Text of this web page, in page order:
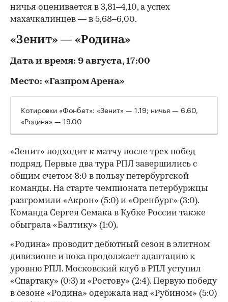
ничья оценивается в 3,81–4,10, а успех
махачкалинцев — в 5,68–6,00.
«Зенит» — «Родина»
Дата и время: 9 августа, 17:00
Место: «Газпром Арена»
Котировки «Фонбет»: «Зенит» — 1.19; ничья — 6.60,
«Родина» — 19.00
«Зенит» подходит к матчу после трех побед
подряд. Первые два тура РПЛ завершились с
общим счетом 8:0 в пользу петербургской
команды. На старте чемпионата петербуржцы
разгромили «Акрон» (5:0) и «Оренбург» (3:0).
Команда Сергея Семака в Кубке России также
обыграла «Балтику» (1:0).
«Родина» проводит дебютный сезон в элитном
дивизионе и пока продолжает адаптацию к
уровню РПЛ. Московский клуб в РПЛ уступил
«Спартаку» (0:3) и «Ростову» (2:4). Первую победу
в сезоне «Родина» одержала над «Рубином» (5:0)